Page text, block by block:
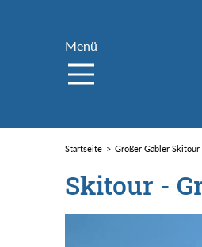
Menü
Startseite Großer Gabler
Skitour -